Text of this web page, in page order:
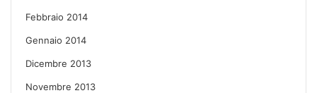
Febbraio 2014
Gennaio 2014
Dicembre 2013
Novembre 2013